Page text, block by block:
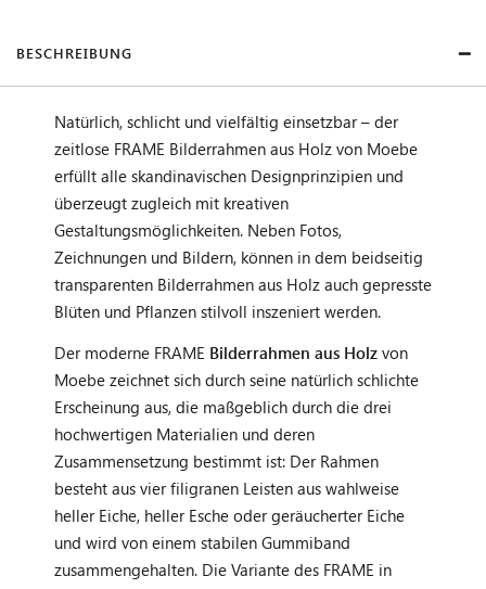
BESCHREIBUNG
Natürlich, schlicht und vielfältig einsetzbar – der
zeitlose FRAME Bilderrahmen aus Holz von Moebe
erfüllt alle skandinavischen Designprinzipien und
überzeugt zugleich mit kreativen
Gestaltungsmöglichkeiten. Neben Fotos,
Zeichnungen und Bildern, können in dem beidseitig
transparenten Bilderrahmen aus Holz auch gepresste
Blüten und Pflanzen stilvoll inszeniert werden.
Der moderne FRAME Bilderrahmen aus Holz von
Moebe zeichnet sich durch seine natürlich schlichte
Erscheinung aus, die maßgeblich durch die drei
hochwertigen Materialien und deren
Zusammensetzung bestimmt ist: Der Rahmen
besteht aus vier filigranen Leisten aus wahlweise
heller Eiche, heller Esche oder geräucherter Eiche
und wird von einem stabilen Gummiband
zusammengehalten. Die Variante des FRAME in